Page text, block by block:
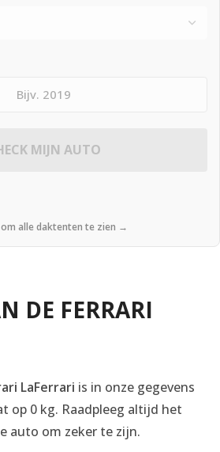
MIJN AUTO
alle daktenten te zien →
DE FERRARI
LaFerrari is in onze gegevens
op 0 kg. Raadpleeg altijd het
auto om zeker te zijn.